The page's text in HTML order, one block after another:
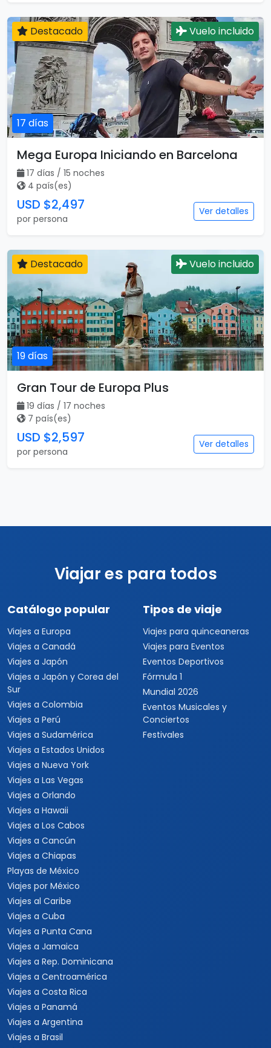
17 días
Destacado Vuelo incluido
Mega Europa Iniciando en Barcelona
17 días / 15 noches
4 país(es)
USD $2,497
por persona
Ver detalles
19 días
Destacado Vuelo incluido
Gran Tour de Europa Plus
19 días / 17 noches
7 país(es)
USD $2,597
por persona
Ver detalles
Viajar es para todos
Catálogo popular
Viajes a Europa
Viajes a Canadá
Viajes a Japón
Viajes a Japón y Corea del
Sur
Viajes a Colombia
Viajes a Perú
Viajes a Sudamérica
Viajes a Estados Unidos
Viajes a Nueva York
Viajes a Las Vegas
Viajes a Orlando
Viajes a Hawaii
Viajes a Los Cabos
Viajes a Cancún
Viajes a Chiapas
Playas de México
Viajes por México
Viajes al Caribe
Viajes a Cuba
Viajes a Punta Cana
Viajes a Jamaica
Viajes a Rep. Dominicana
Viajes a Centroamérica
Viajes a Costa Rica
Viajes a Panamá
Viajes a Argentina
Viajes a Brasil
Tipos de viaje
Viajes para quinceaneras
Viajes para Eventos
Eventos Deportivos
Fórmula 1
Mundial 2026
Eventos Musicales y
Conciertos
Festivales